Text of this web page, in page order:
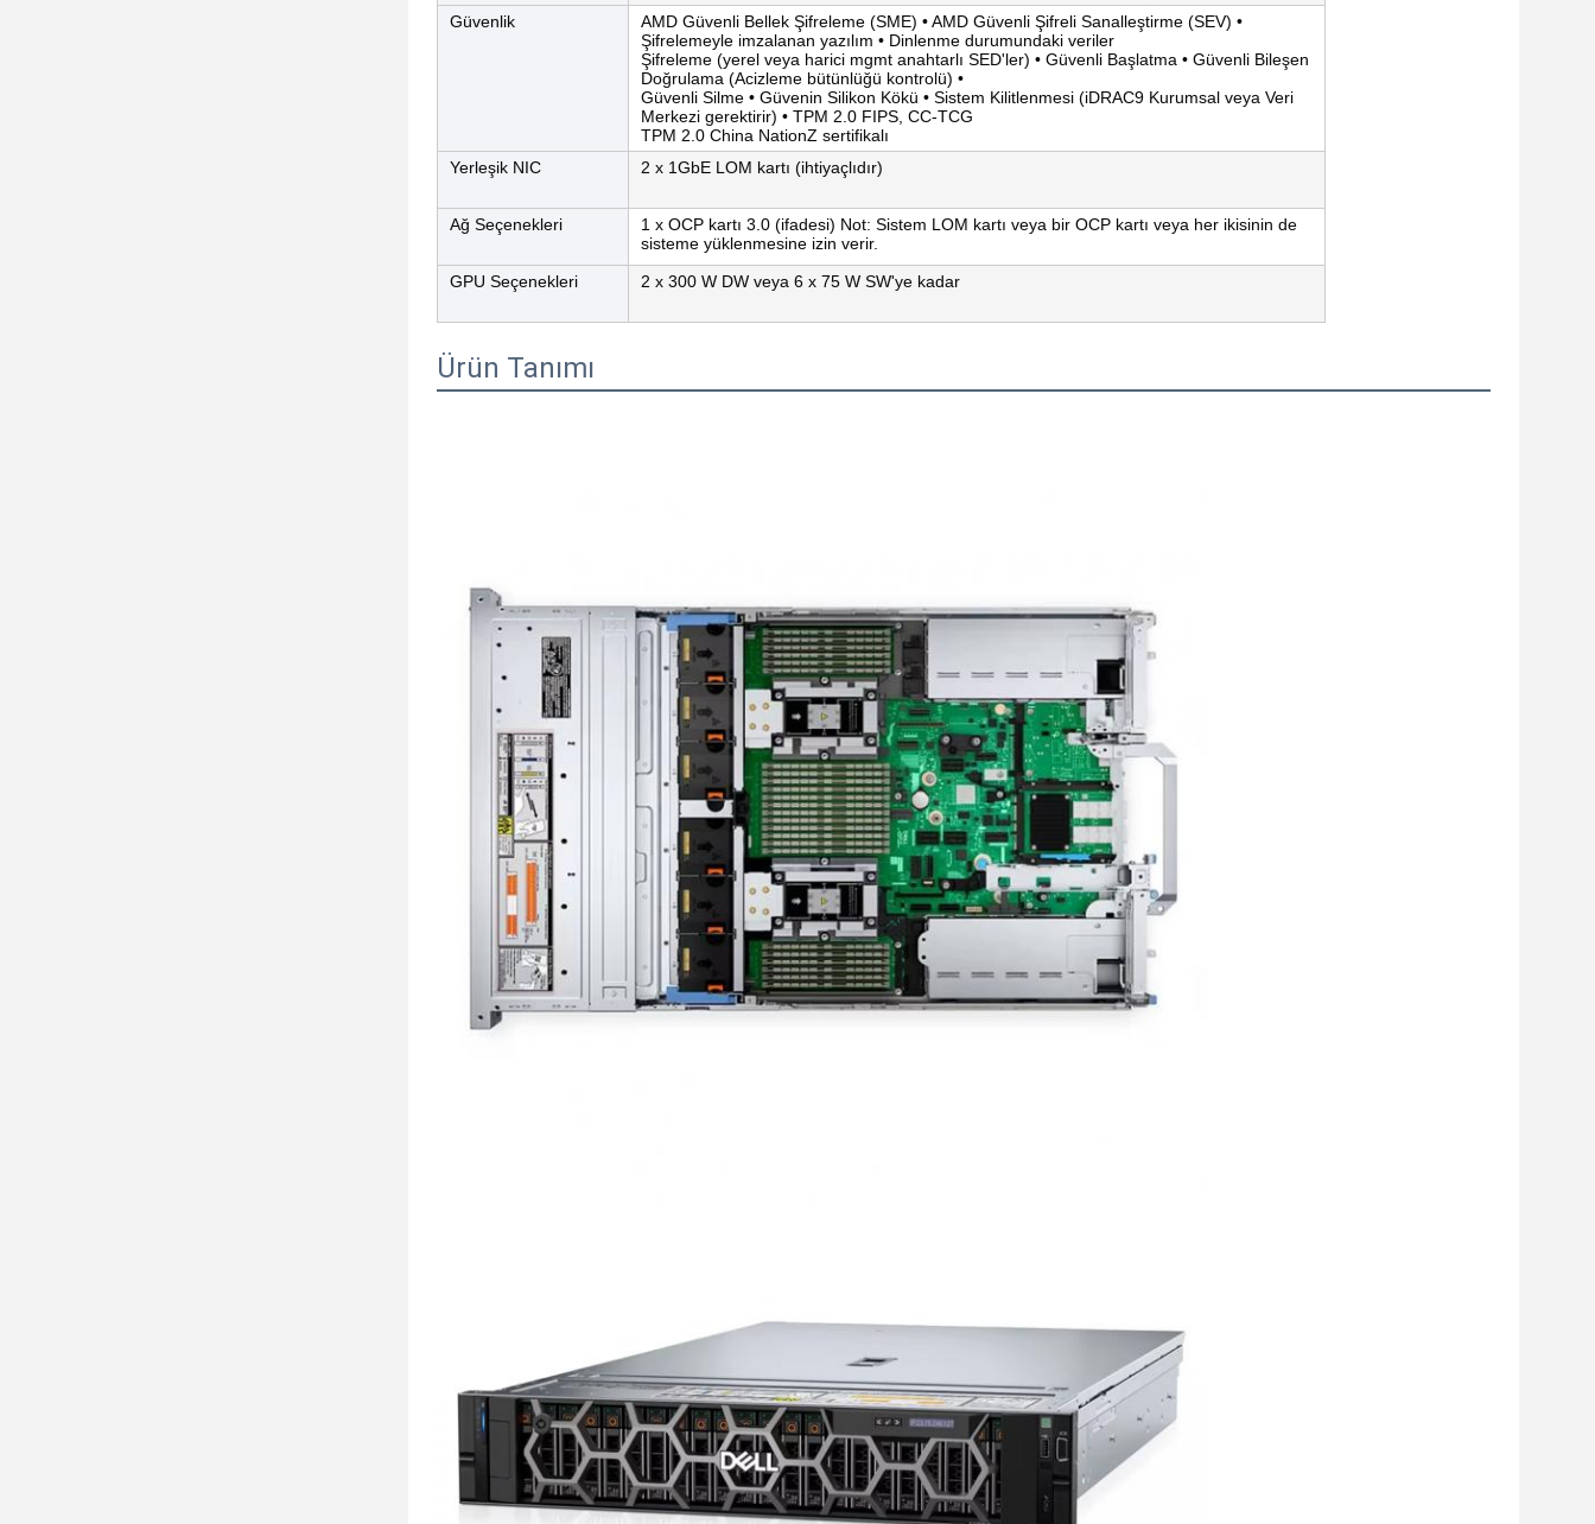
Güvenlik
AMD Güvenli Bellek Şifreleme (SME) • AMD Güvenli Şifreli Sanalleştirme (SEV) •
Şifrelemeyle imzalanan yazılım • Dinlenme durumundaki veriler
Şifreleme (yerel veya harici mgmt anahtarlı SED'ler) • Güvenli Başlatma • Güvenli Bileşen
Doğrulama (Acizleme bütünlüğü kontrolü) •
Güvenli Silme • Güvenin Silikon Kökü • Sistem Kilitlenmesi (iDRAC9 Kurumsal veya Veri
Merkezi gerektirir) • TPM 2.0 FIPS, CC-TCG
TPM 2.0 China NationZ sertifikalı
Yerleşik NIC
2 x 1GbE LOM kartı (ihtiyaçlıdır)
Ağ Seçenekleri
1 x OCP kartı 3.0 (ifadesi) Not: Sistem LOM kartı veya bir OCP kartı veya her ikisinin de
sisteme yüklenmesine izin verir.
GPU Seçenekleri
2 x 300 W DW veya 6 x 75 W SW'ye kadar
Ürün Tanımı